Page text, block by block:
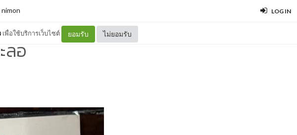
LOG IN
เพื่อใช้บริการเว็บไซต์ ยอมรับ ไม่ยอมรับ
nimon
ลอ